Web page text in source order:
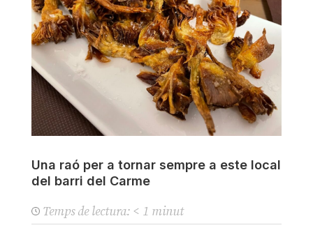
Una raó per a tornar sempre a este local
del barri del Carme
Temps de lectura: < 1 minut